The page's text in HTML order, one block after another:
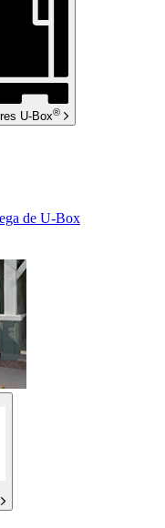
U-Box®
de U-Box